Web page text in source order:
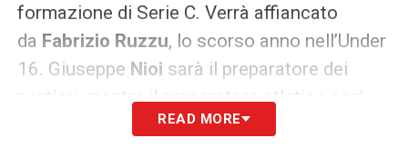
formazione di Serie C. Verrà affiancato
da Fabrizio Ruzzu, lo scorso anno nell’Under
16. Giuseppe Nioi sarà il preparatore dei
portieri, mentre il preparatore atletico sarà
Allegra.
READ MORE